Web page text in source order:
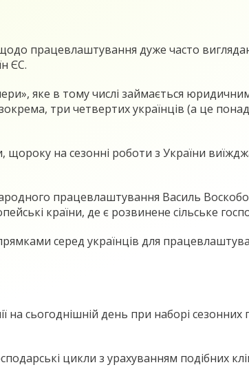
щодо працевлаштування дуже часто
ЄС.
яке в тому числі займається
три четвертих українців (а це
щороку на сезонні роботи з України
працевлаштування Василь
країни, де є розвинене сільське
серед українців для
на сьогоднішній день при наборі
цикли з урахуванням подібних